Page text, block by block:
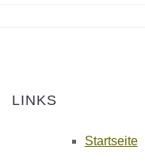
LINKS
Startseite